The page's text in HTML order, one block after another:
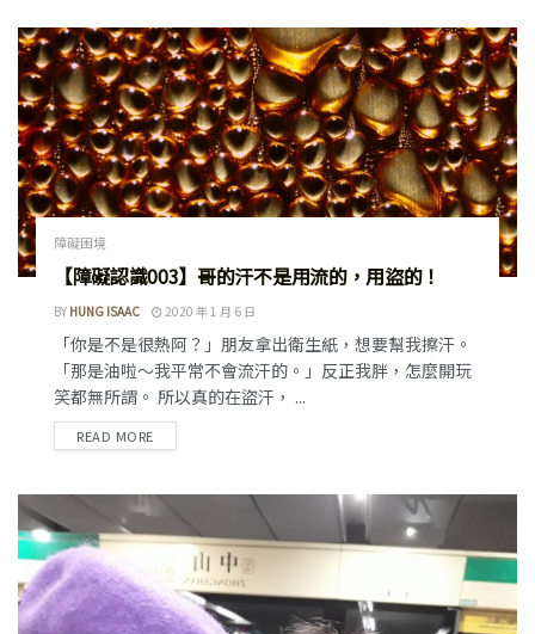
障礙困境
【障礙認識003】哥的汗不是用流的，用盜的！
BY HUNG ISAAC 2020 年 1 月 6 日
「你是不是很熱阿？」朋友拿出衛生紙，想要幫我擦汗。
「那是油啦～我平常不會流汗的。」反正我胖，怎麼開玩
笑都無所謂。 所以真的在盜汗， ...
READ MORE